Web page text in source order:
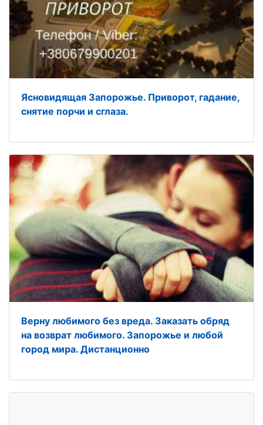
Ясновидящая Запорожье. Приворот, гадание,
снятие порчи и сглаза.
Верну любимого без вреда. Заказать обряд
на возврат любимого. Запорожье и любой
город мира. Дистанционно